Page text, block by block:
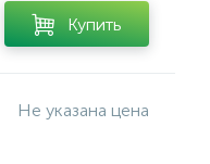
Купить